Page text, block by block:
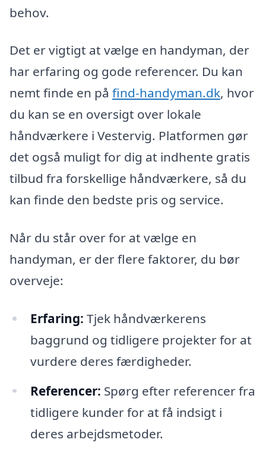
behov.
Det er vigtigt at vælge en handyman, der
har erfaring og gode referencer. Du kan
nemt finde en på find-handyman.dk, hvor
du kan se en oversigt over lokale
håndværkere i Vestervig. Platformen gør
det også muligt for dig at indhente gratis
tilbud fra forskellige håndværkere, så du
kan finde den bedste pris og service.
Når du står over for at vælge en
handyman, er der flere faktorer, du bør
overveje:
Erfaring: Tjek håndværkerens
baggrund og tidligere projekter for at
vurdere deres færdigheder.
Referencer: Spørg efter referencer fra
tidligere kunder for at få indsigt i
deres arbejdsmetoder.